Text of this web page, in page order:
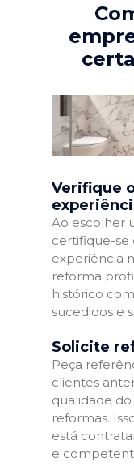
Verifique
Ao escolher
certifique-se
experiência
reforma
histórico
sucedidos e
Solicite
Peça
clientes
qualidade
reformas.
está
e